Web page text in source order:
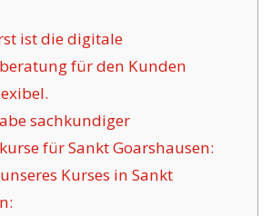
ist die digitale
für den Kunden
sachkundiger
für Sankt Goarshausen:
Kurses in Sankt